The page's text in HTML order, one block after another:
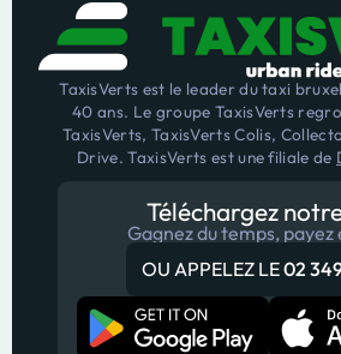
Verts.
TaxisVerts est le leader du taxi
40 ans. Le groupe TaxisVerts
TaxisVerts, TaxisVerts Colis,
Drive. TaxisVerts est une filiale de
Téléchargez
Gagnez du temps, payez
OU APPELEZ LE02